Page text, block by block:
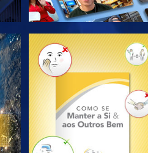
EXPLORE A SÉRIE